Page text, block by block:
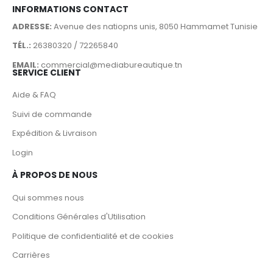
INFORMATIONS CONTACT
ADRESSE: Avenue des natiopns unis, 8050 Hammamet Tunisie
TÉL.: 26380320 / 72265840
EMAIL: commercial@mediabureautique.tn
SERVICE CLIENT
Aide & FAQ
Suivi de commande
Expédition & Livraison
Login
À PROPOS DE NOUS
Qui sommes nous
Conditions Générales d'Utilisation
Politique de confidentialité et de cookies
Carrières